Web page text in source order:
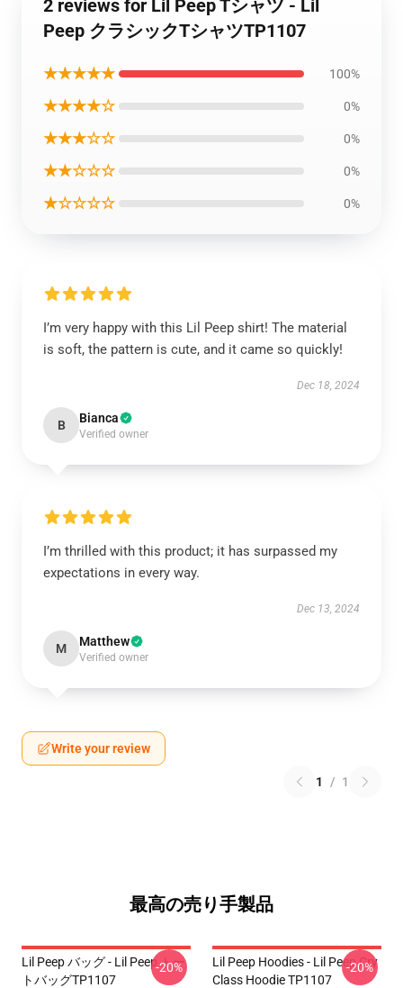
2 reviews for Lil Peep Tシャツ - Lil
Peep クラシックTシャツTP1107
★★★★★ 100%
★★★★☆ 0%
★★★☆☆ 0%
★★☆☆☆ 0%
★☆☆☆☆ 0%
I’m very happy with this Lil Peep shirt! The material
is soft, the pattern is cute, and it came so quickly!
Dec 18, 2024
B Bianca
Verified owner
I’m thrilled with this product; it has surpassed my
expectations in every way.
Dec 13, 2024
M Matthew
Verified owner
Write your review
1 / 1
最高の売り手製品
Lil Peep バッグ - Lil Peep トー
トバッグTP1107
-20%
Lil Peep Hoodies - Lil Peep Cry
Class Hoodie TP1107
-20%